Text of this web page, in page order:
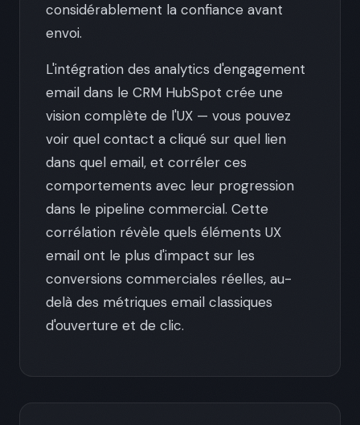
considérablement la confiance avant
envoi.
L'intégration des analytics d'engagement
email dans le CRM HubSpot crée une
vision complète de l'UX — vous pouvez
voir quel contact a cliqué sur quel lien
dans quel email, et corréler ces
comportements avec leur progression
dans le pipeline commercial. Cette
corrélation révèle quels éléments UX
email ont le plus d'impact sur les
conversions commerciales réelles, au-
delà des métriques email classiques
d'ouverture et de clic.